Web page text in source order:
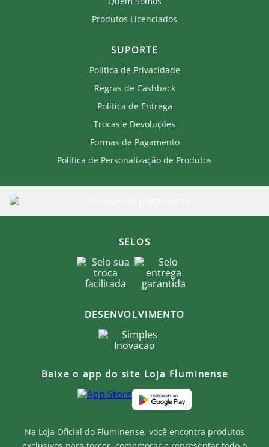
Na Loja Oficial do Fluminense, você encontra produtos
Produtos Licenciados
SUPORTE
Política de Privacidade
Regras de Cashback
Política de Entrega
Trocas e Devoluções
Formas de Pagamento
Política de Personalização de Produtos
SELOS
DESENVOLVIMENTO
Baixe o app do site Loja Fluminense